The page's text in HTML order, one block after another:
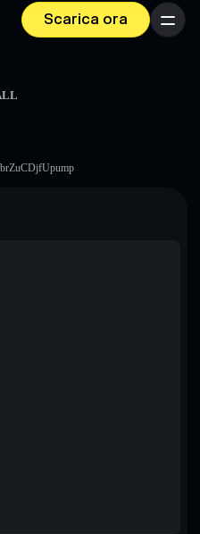
Scarica ora Menu